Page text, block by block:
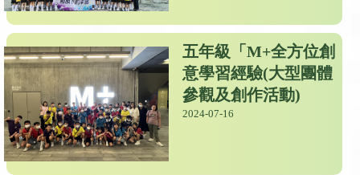
五年級「M+全方位創
意學習經驗(大型團體
參觀及創作活動)
2024-07-16